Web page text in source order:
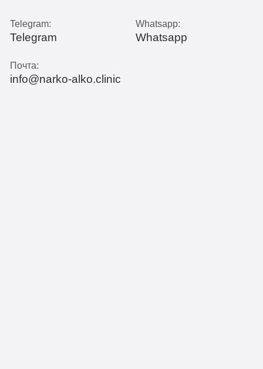
Telegram:
Telegram
Whatsapp:
Whatsapp
Почта:
info@narko-alko.clinic